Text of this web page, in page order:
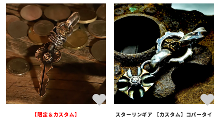
【限定＆カスタム】
スターリンギア 【カスタム】コパータイ